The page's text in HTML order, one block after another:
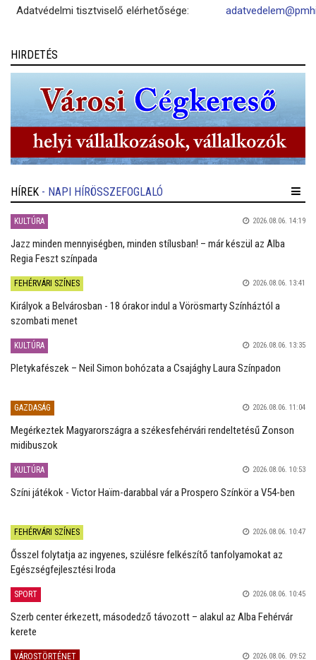
Adatvédelmi tisztviselő elérhetősége:
HIRDETÉS
HÍREK - NAPI HÍRÖSSZEFOGLALÓ
KULTÚRA 2026.08.06. 14:19
Jazz minden mennyiségben, minden stílusban! – már készül az Alba
Regia Feszt színpada
FEHÉRVÁRI SZÍNES 2026.08.06. 13:41
Királyok a Belvárosban - 18 órakor indul a Vörösmarty Színháztól a
szombati menet
KULTÚRA 2026.08.06. 13:35
Pletykafészek – Neil Simon bohózata a Csajághy Laura Színpadon
GAZDASÁG 2026.08.06. 11:04
Megérkeztek Magyarországra a székesfehérvári rendeltetésű Zonson
midibuszok
KULTÚRA 2026.08.06. 10:53
Színi játékok - Victor Haïm-darabbal vár a Prospero Színkör a V54-ben
FEHÉRVÁRI SZÍNES 2026.08.06. 10:47
Ősszel folytatja az ingyenes, szülésre felkészítő tanfolyamokat az
Egészségfejlesztési Iroda
SPORT 2026.08.06. 10:45
Szerb center érkezett, másodedző távozott – alakul az Alba Fehérvár
kerete
VÁROSTÖRTÉNET 2026.08.06. 09:52